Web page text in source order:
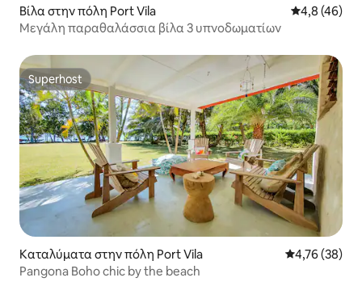
Βίλα στην πόλη Port Vila Μέση
4,8 (46)
Μεγάλη παραθαλάσσια βίλα 3 υπνοδωματίων
Superhost
Superhost
Καταλύματα στην πόλη Port Vila Μέση
4,76 (38)
Pangona Boho chic by the beach